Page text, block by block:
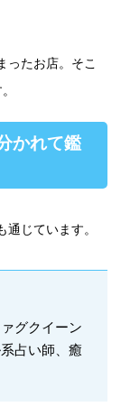
ったお店。そこ
かれて鑑
じています。
グクイーン
占い師、癒